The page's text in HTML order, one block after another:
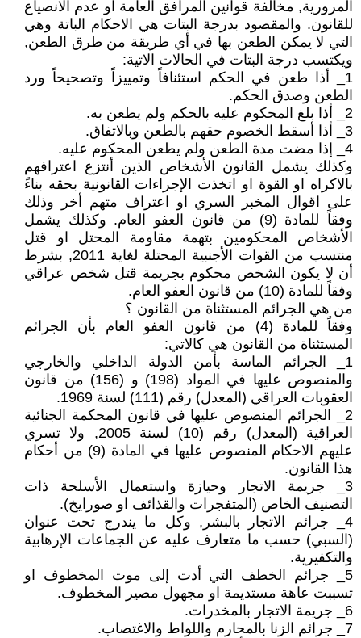
المرورية, مخالفة قوانين المرافق العامة او عدم الانصياع
للقانون. والمقصود بدرجة البتات هي الاحكام الباتة وهي
التي لا يمكن الطعن بها في أي طريقة من طرق الطعن,
ويكتسب درجة البتات في الحالات الاتية:
1_ أذا طعن في الحكم استئنافاً وتمييزاً وتصحيحاً ورد
الطعن وصدق الحكم.
2_ أذا بلغ المحكوم عليه بالحكم ولم يطعن به.
3_ أذا أسقط الخصوم حقهم بالطعن وبالاتفاق.
4_ إذا مضت مدة الطعن ولم يطعن المحكوم عليه.
وكذلك يشمل القانون الأشخاص الذين أنتزع اعترافهم
بالاكراه او القوة او اتخذت الإجراءات القانونية بحقه بناءً
على اقوال المخبر السري او اعتراف متهم أخر وذلك
وفقاً للمادة (9) من قانون العفو العام. وكذلك يشمل
الأشخاص المحكومين بتهمة مقاومة المحتل او قتل
منتسب من القوات الأجنبية المحتلة لغاية 2011, بشرط
أن لا يكون الشخص محكوم بجريمة قتل شخص عراقي
وفقاً للمادة (10) من قانون العفو العام.
من هي الجرائم المستثناة من القانون ؟
وفقاً للمادة (4) من قانون العفو العام بأن الجرائم
المستثناة من القانون هي كالاتي:
1_ الجرائم الماسة بأمن الدولة الداخلي والخارجي
والمنصوص عليها في المواد (198) و (156) من قانون
العقوبات العراقي (المعدل) رقم (111) لسنة 1969.
2_ الجرائم المنصوص عليها في قانون المحكمة الجنائية
العراقية (المعدل) رقم (10) لسنة 2005, ولا تسري
عليهم الاحكام المنصوص عليها في المادة (9) من أحكام
هذا القانون.
3_ جريمة الاتجار وحيازة واستعمال الأسلحة ذات
التصنيف الخاص (المتفجرات والقذائف او صورايخ).
4_ جرائم الاتجار بالبشر, وكل ما يندرج تحت عنوان
(السبي) حسب ما متعارف عليه عن الجماعات الإرهابية
والتكفيرية.
5_ جرائم الخطف التي أدت إلى موت المخطوف او
تسببت عاهة مستديمة او مجهول مصير المخطوف.
6_ جريمة الاتجار بالمخدرات.
7_ جرائم الزنا بالمحارم واللواط والاغتصاب.